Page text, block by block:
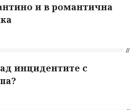
и в романтична
инцидентите с